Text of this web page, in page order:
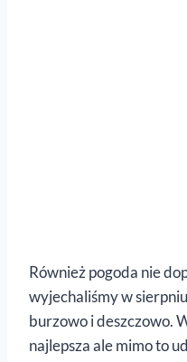
Również pogoda nie
wyjechaliśmy w
burzowo i deszczowo.
najlepsza ale mimo to